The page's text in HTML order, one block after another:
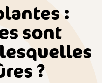
:
sont
?